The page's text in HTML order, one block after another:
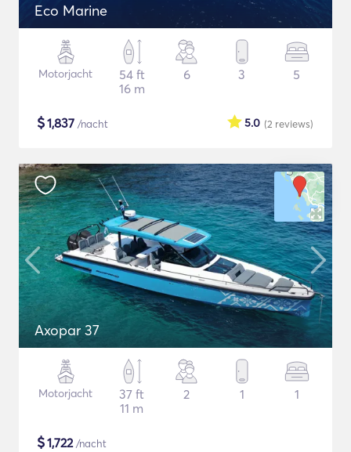
Eco Marine
Motorjacht
54 ft
16 m
6 3 5
$1,837 /nacht (2 reviews)
5.0
Axopar 37
Motorjacht
37 ft
11 m
2 1 1
$1,722/nacht